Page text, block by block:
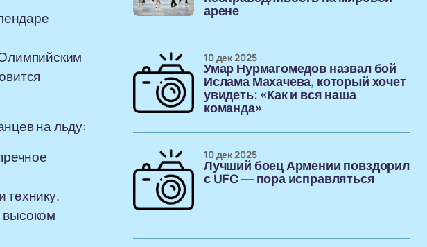
на льду:
технику.
высоком
арене
Умар Нурмагомедов назвал бой
Ислама Махачева, который хочет
увидеть: «Как и вся наша
команда»
10 дек 2025
Лучший боец Армении повздорил
с UFC — пора исправляться
10 дек 2025